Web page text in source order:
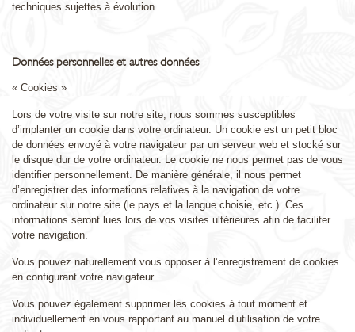
techniques sujettes à évolution.
Données personnelles et autres données
« Cookies »
Lors de votre visite sur notre site, nous sommes susceptibles
d’implanter un cookie dans votre ordinateur. Un cookie est un petit bloc
de données envoyé à votre navigateur par un serveur web et stocké sur
le disque dur de votre ordinateur. Le cookie ne nous permet pas de vous
identifier personnellement. De manière générale, il nous permet
d’enregistrer des informations relatives à la navigation de votre
ordinateur sur notre site (le pays et la langue choisie, etc.). Ces
informations seront lues lors de vos visites ultérieures afin de faciliter
votre navigation.
Vous pouvez naturellement vous opposer à l’enregistrement de cookies
en configurant votre navigateur.
Vous pouvez également supprimer les cookies à tout moment et
individuellement en vous rapportant au manuel d’utilisation de votre